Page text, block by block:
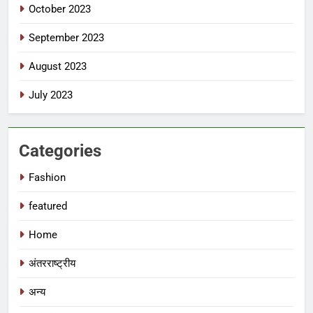
October 2023
September 2023
August 2023
July 2023
Categories
Fashion
featured
Home
अंतरराष्ट्रीय
अन्य